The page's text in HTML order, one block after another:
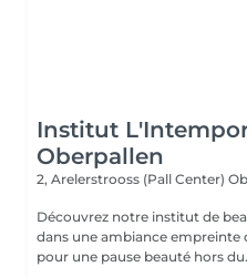
Institut
Oberpallen
2, Arelerstrooss (Pall Center)
Découvrez notre institut de
dans une ambiance empreinte
pour une pause beauté hors